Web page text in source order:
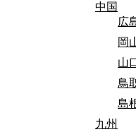
中国
広
岡
山
鳥
島
九州